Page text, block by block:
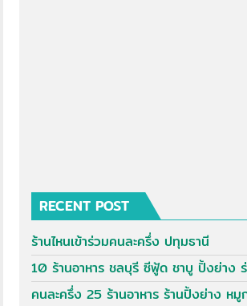
RECENT POST
ร้านไหนเข้าร่วมคนละครึ่ง ปทุมธานี
10 ร้านอาหาร ชลบุรี ซีฟู้ด ชาบู ปิ้งย่าง
คนละครึ่ง 25 ร้านอาหาร ร้านปิ้งย่าง หมู